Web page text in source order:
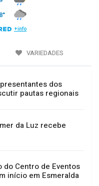
VARIEDADES
dos
pautas regionais
da Luz recebe
do Centro de Eventos
início em Esmeralda